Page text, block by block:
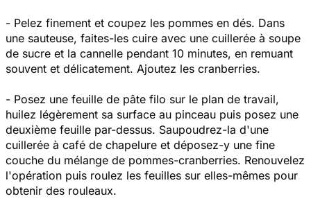
- Pelez finement et coupez les pommes en dés. Dans
une sauteuse, faites-les cuire avec une cuillerée à soupe
de sucre et la cannelle pendant 10 minutes, en remuant
souvent et délicatement. Ajoutez les cranberries.
- Posez une feuille de pâte filo sur le plan de travail,
huilez légèrement sa surface au pinceau puis posez une
deuxième feuille par-dessus. Saupoudrez-la d'une
cuillerée à café de chapelure et déposez-y une fine
couche du mélange de pommes-cranberries. Renouvelez
l'opération puis roulez les feuilles sur elles-mêmes pour
obtenir des rouleaux.